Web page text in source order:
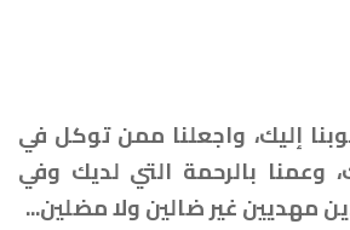
إليك، واجعلنا ممن توكل في
وعمنا بالرحمة التي لديك وفي
مهديين غير ضالين ولا مضلين...